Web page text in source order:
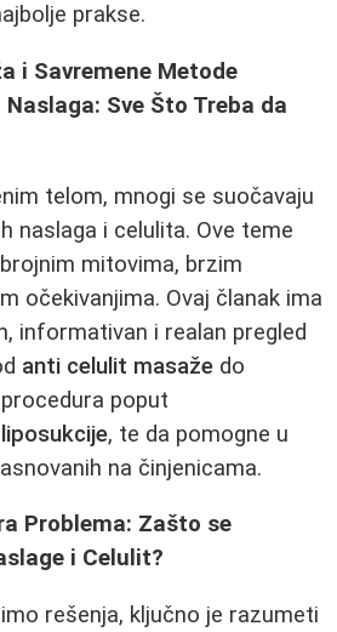
prakse.
i Savremene Metode
Sve Što Treba da
telom, mnogi se suočavaju
naslaga i celulita. Ove teme
mitovima, brzim
očekivanjima. Ovaj članak ima
informativan i realan pregled
anti celulit masaže do
poput
liposukcije, te da pomogne u
na činjenicama.
Problema: Zašto se
i Celulit?
rešenja, ključno je razumeti